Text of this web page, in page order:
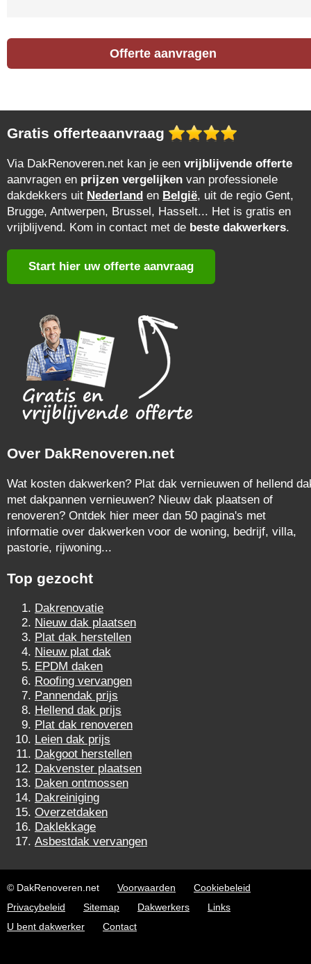
Offerte aanvragen
Gratis offerteaanvraag
Via DakRenoveren.net kan je een vrijblijvende offerte
aanvragen en prijzen vergelijken van professionele
dakdekkers uit Nederland en België, uit de regio Gent,
Brugge, Antwerpen, Brussel, Hasselt... Het is gratis en
vrijblijvend. Kom in contact met de beste dakwerkers.
Start hier uw offerte aanvraag
Over DakRenoveren.net
Wat kosten dakwerken? Plat dak vernieuwen of hellend
met dakpannen vernieuwen? Nieuw dak plaatsen of
renoveren? Ontdek hier meer dan 50 pagina's met
informatie over dakwerken voor de woning, bedrijf, villa,
pastorie, rijwoning...
Top gezocht
Dakrenovatie
Nieuw dak plaatsen
Plat dak herstellen
Nieuw plat dak
EPDM daken
Roofing vervangen
Pannendak prijs
Hellend dak prijs
Plat dak renoveren
Leien dak prijs
Dakgoot herstellen
Dakvenster plaatsen
Daken ontmossen
Dakreiniging
Overzetdaken
Daklekkage
Asbestdak vervangen
© DakRenoveren.net Voorwaarden
Cookiebeleid
Privacybeleid
Sitemap Dakwerkers
Links
U bent dakwerker
Contact